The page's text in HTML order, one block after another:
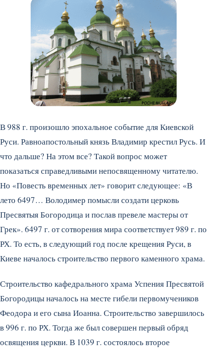
В 988 г. произошло эпохальное событие для Киевской
Руси. Равноапостольный князь Владимир крестил Русь. И
что дальше? На этом все? Такой вопрос может
показаться справедливыми непосвященному читателю.
Но «Повесть временных лет» говорит следующее: «В
лето 6497… Володимер помысли создати церковь
Пресвятыя Богородица и послав превеле мастеры от
Грек». 6497 г. от сотворения мира соответствует 989 г. по
РХ. То есть, в следующий год после крещения Руси, в
Киеве началось строительство первого каменного храма.
Строительство кафедрального храма Успения Пресвятой
Богородицы началось на месте гибели первомучеников
Феодора и его сына Иоанна. Строительство завершилось
в 996 г. по РХ. Тогда же был совершен первый обряд
освящения церкви. В 1039 г. состоялось второе